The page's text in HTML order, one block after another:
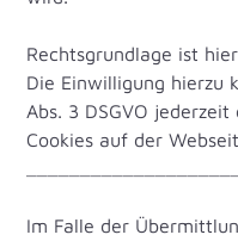
Rechtsgrundlage ist
Die Einwilligung hierzu
Abs. 3 DSGVO
Cookies auf der
Im Falle der